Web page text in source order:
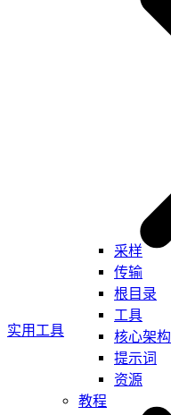
采样
传输
根目录
工具
核心架构
提示词
资源
教程
实用工具